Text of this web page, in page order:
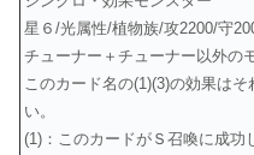
星６/光属性/植物族/攻2200/守
チューナー＋チューナー以外の
このカード名の(1)(3)の効果は
い。
(1)：このカードがＳ召喚に成